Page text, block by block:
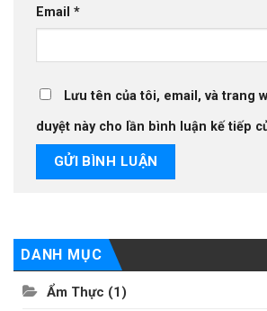
Email *
Lưu tên của tôi, email, và trang
duyệt này cho lần bình luận kế tiếp
DANH MỤC
Ẩm Thực (1)